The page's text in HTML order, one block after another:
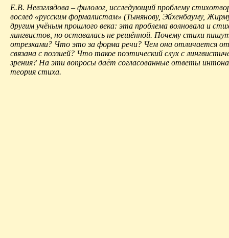
Е.В. Невзглядова – филолог, исследующий проблему
вослед «русским формалистам» (Тынянову, Эйхенбауму,
другим учёным прошлого века: эта проблема волновала и
лингвистов, но оставалась не решённой. Почему стихи
отрезками? Что это за форма речи? Чем она отличается
связана с поэзией? Что такое поэтический слух с
зрения? На эти вопросы даёт согласованные ответы
теория стиха.